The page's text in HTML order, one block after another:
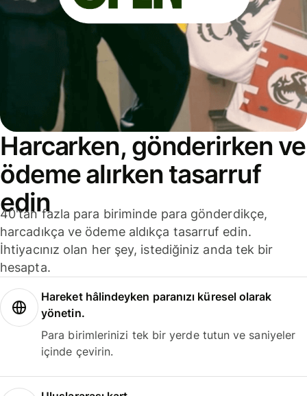
Harcarken, gönderirken ve
ödeme alırken tasarruf
edin
40'tan fazla para biriminde para gönderdikçe,
harcadıkça ve ödeme aldıkça tasarruf edin.
İhtiyacınız olan her şey, istediğiniz anda tek bir
hesapta.
Hareket hâlindeyken paranızı küresel olarak
yönetin.
Para birimlerinizi tek bir yerde tutun ve saniyeler
içinde çevirin.